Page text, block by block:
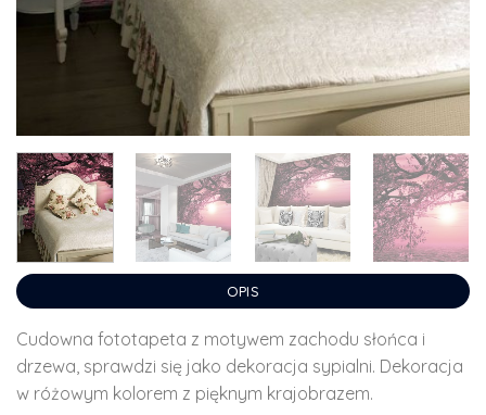
OPIS
Cudowna fototapeta z motywem zachodu słońca i
drzewa, sprawdzi się jako dekoracja sypialni. Dekoracja
w różowym kolorem z pięknym krajobrazem.